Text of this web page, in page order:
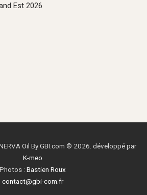
Est 2026
Oil By GBI.com © 2026. développé par
K-meo
Photos : Bastien Roux
contact@gbi-com.fr